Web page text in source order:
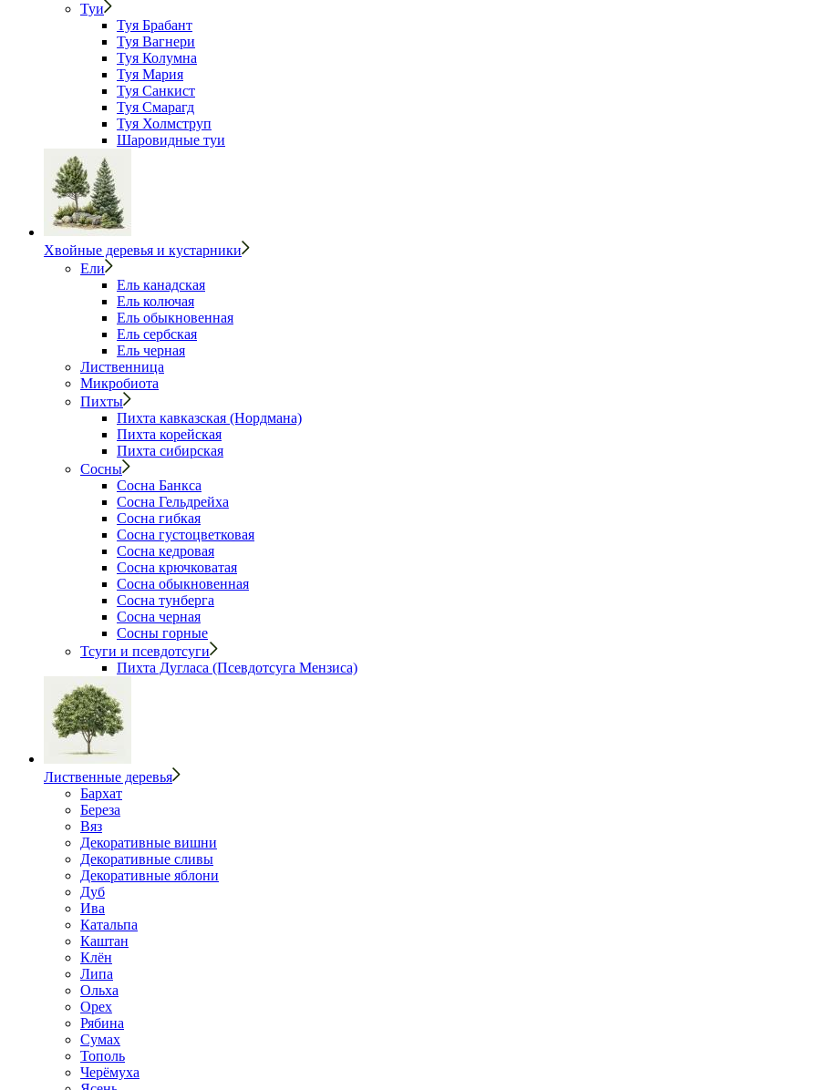
Туи
Туя Брабант
Туя Вагнери
Туя Колумна
Туя Мария
Туя Санкист
Туя Смарагд
Туя Холмструп
Шаровидные туи
Хвойные деревья и кустарники
Ели
Ель канадская
Ель колючая
Ель обыкновенная
Ель сербская
Ель черная
Лиственница
Микробиота
Пихты
Пихта кавказская (Нордмана)
Пихта корейская
Пихта сибирская
Сосны
Сосна Банкса
Сосна Гельдрейха
Сосна гибкая
Сосна густоцветковая
Сосна кедровая
Сосна крючковатая
Сосна обыкновенная
Сосна тунберга
Сосна черная
Сосны горные
Тсуги и псевдотсуги
Пихта Дугласа (Псевдотсуга Мензиса)
Лиственные деревья
Бархат
Береза
Вяз
Декоративные вишни
Декоративные сливы
Декоративные яблони
Дуб
Ива
Катальпа
Каштан
Клён
Липа
Ольха
Орех
Рябина
Сумах
Тополь
Черёмуха